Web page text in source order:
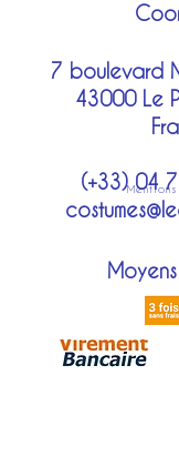
7 boulevard
43000 Le
(+33)04